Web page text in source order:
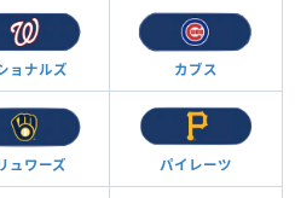
ョナルズ カブス
ュワーズ パイレーツ